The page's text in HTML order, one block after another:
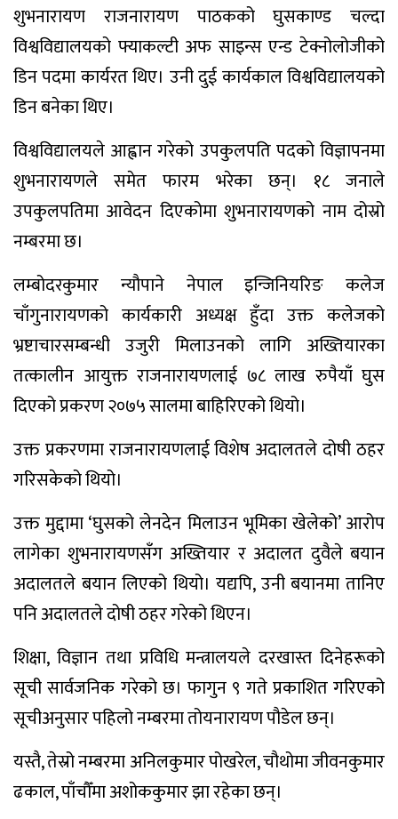
शुभनारायण राजनारायण पाठकको घुसकाण्ड चल्दा
विश्वविद्यालयको फ्याकल्टी अफ साइन्स एन्ड टेक्नोलोजीको
डिन पदमा कार्यरत थिए। उनी दुई कार्यकाल विश्वविद्यालयको
डिन बनेका थिए।
विश्वविद्यालयले आह्वान गरेको उपकुलपति पदको विज्ञापनमा
शुभनारायणले समेत फारम भरेका छन्। १८ जनाले
उपकुलपतिमा आवेदन दिएकोमा शुभनारायणको नाम दोस्रो
नम्बरमा छ।
लम्बोदरकुमार न्यौपाने नेपाल इन्जिनियरिङ कलेज
चाँगुनारायणको कार्यकारी अध्यक्ष हुँदा उक्त कलेजको
भ्रष्टाचारसम्बन्धी उजुरी मिलाउनको लागि अख्तियारका
तत्कालीन आयुक्त राजनारायणलाई ७८ लाख रुपैयाँ घुस
दिएको प्रकरण २०७५ सालमा बाहिरिएको थियो।
उक्त प्रकरणमा राजनारायणलाई विशेष अदालतले दोषी ठहर
गरिसकेको थियो।
उक्त मुद्दामा ‘घुसको लेनदेन मिलाउन भूमिका खेलेको’ आरोप
लागेका शुभनारायणसँग अख्तियार र अदालत दुवैले बयान
अदालतले बयान लिएको थियो। यद्यपि, उनी बयानमा तानिए
पनि अदालतले दोषी ठहर गरेको थिएन।
शिक्षा, विज्ञान तथा प्रविधि मन्त्रालयले दरखास्त दिनेहरूको
सूची सार्वजनिक गरेको छ। फागुन ९ गते प्रकाशित गरिएको
सूचीअनुसार पहिलो नम्बरमा तोयनारायण पौडेल छन्।
यस्तै, तेस्रो नम्बरमा अनिलकुमार पोखरेल, चौथोमा जीवनकुमार
ढकाल, पाँचौँमा अशोककुमार झा रहेका छन्।